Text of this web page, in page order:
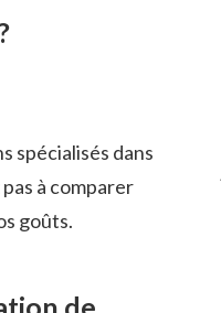
spécialisés dans
à comparer
goûts.